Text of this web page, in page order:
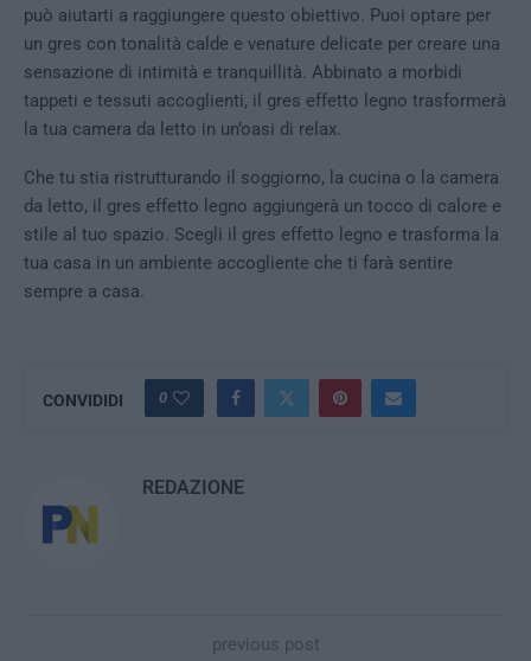
può aiutarti a raggiungere questo obiettivo. Puoi optare per
un gres con tonalità calde e venature delicate per creare una
sensazione di intimità e tranquillità. Abbinato a morbidi
tappeti e tessuti accoglienti, il gres effetto legno trasformerà
la tua camera da letto in un’oasi di relax.
Che tu stia ristrutturando il soggiorno, la cucina o la camera
da letto, il gres effetto legno aggiungerà un tocco di calore e
stile al tuo spazio. Scegli il gres effetto legno e trasforma la
tua casa in un ambiente accogliente che ti farà sentire
sempre a casa.
CONVIDIDI 0
REDAZIONE
previous post